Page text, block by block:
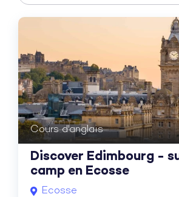
Cours d'anglais
Discover Edimbourg -
camp en Ecosse
Ecosse